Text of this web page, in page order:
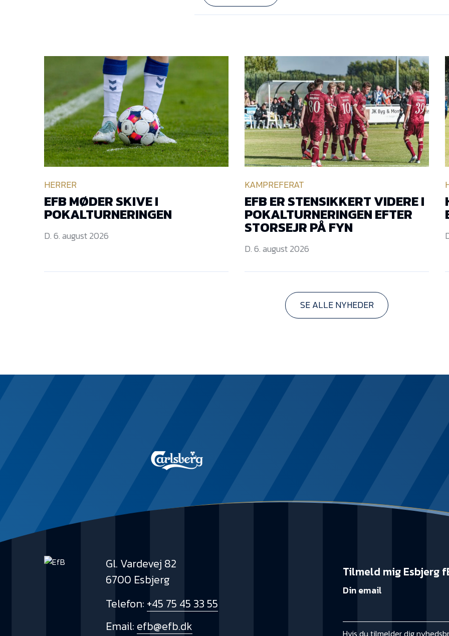
HERRER
EFB MØDER SKIVE I
POKALTURNERINGEN
D. 6. august 2026
KAMPREFERAT
EFB ER STENSIKKERT VIDERE I
POKALTURNERINGEN EFTER
STORSEJR PÅ FYN
D. 6. august 2026
SE ALLE NYHEDER
Gl. Vardevej 82
6700 Esbjerg
Telefon: +45 75 45 33 55
Email: efb@efb.dk
Tilmeld mig Esbjerg
Din email
Hvis du tilmelder dig